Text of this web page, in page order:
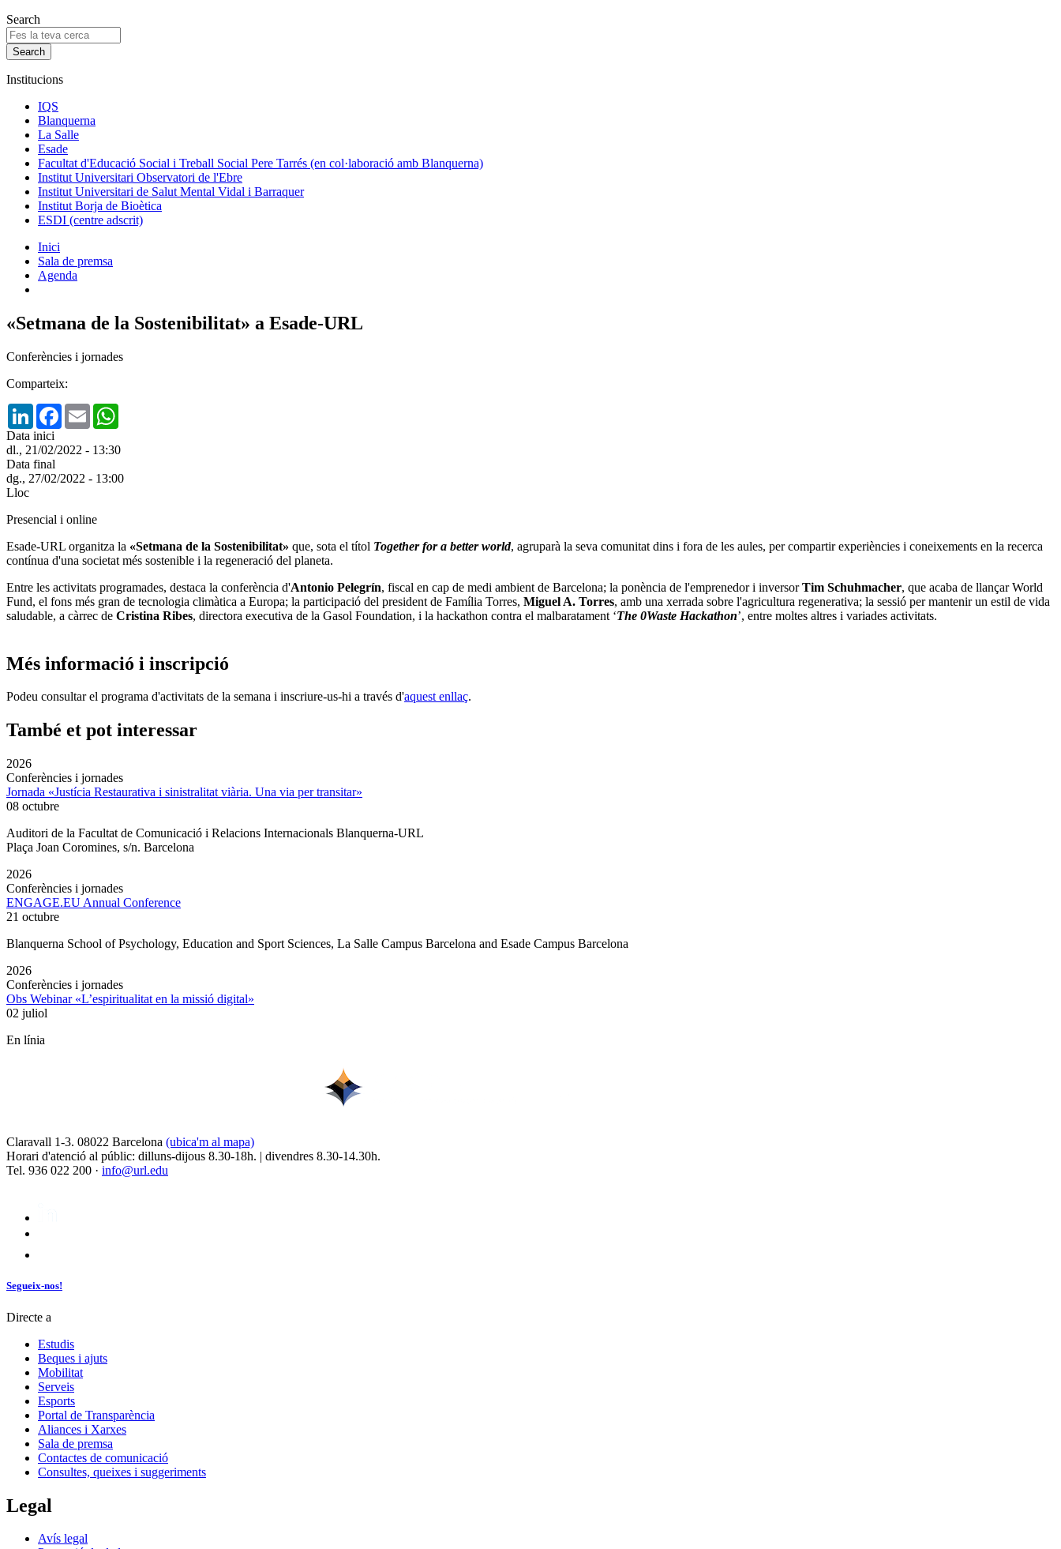
Search
Institucions
IQS
Blanquerna
La Salle
Esade
Facultat d'Educació Social i Treball Social Pere Tarrés (en col·laboració amb Blanquerna)
Institut Universitari Observatori de l'Ebre
Institut Universitari de Salut Mental Vidal i Barraquer
Institut Borja de Bioètica
ESDI (centre adscrit)
Inici
Sala de premsa
Agenda
«Setmana de la Sostenibilitat» a Esade-URL
Conferències i jornades
Comparteix:
LinkedInFacebook
Email
Data inici
dl., 21/02/2022 - 13:30
Data final
dg., 27/02/2022 - 13:00
Lloc
Presencial i online
Esade-URL organitza la «Setmana de la Sostenibilitat» que, sota el títol Together for a better world, agruparà la seva comunitat dins i fora de les aules, per compartir experiències i coneixements en la recerca
contínua d'una societat més sostenible i la regeneració del planeta.
Entre les activitats programades, destaca la conferència d'Antonio Pelegrín, fiscal en cap de medi ambient de Barcelona; la ponència de l'emprenedor i inversorTim Schuhmacher, que acaba de llançar World
Fund, el fons més gran de tecnologia climàtica a Europa; la participació del president de Família Torres, Miguel A. Torres, amb una xerrada sobre l'agricultura regenerativa; la sessió per mantenir un estil de vida
saludable, a càrrec de Cristina Ribes, directora executiva de la Gasol Foundation, i la hackathon contra el malbaratament ‘The 0Waste Hackathon’, entre moltes altres i variades activitats.
Més informació i inscripció
Podeu consultar el programa d'activitats de la semana i inscriure-us-hi a través d'aquest enllaç.
També et pot interessar
2026
Conferències i jornades
Jornada «Justícia Restaurativa i sinistralitat viària. Una via per transitar»
08 octubre
Auditori de la Facultat de Comunicació i Relacions Internacionals Blanquerna-URL
Plaça Joan Coromines, s/n. Barcelona
2026
Conferències i jornades
ENGAGE.EU Annual Conference
21 octubre
Blanquerna School of Psychology, Education and Sport Sciences, La Salle Campus Barcelona and Esade Campus Barcelona
2026
Conferències i jornades
Obs Webinar «L’espiritualitat en la missió digital»
02 juliol
En línia
Claravall 1-3. 08022 Barcelona (ubica'm al mapa)
Horari d'atenció al públic: dilluns-dijous 8.30-18h. | divendres 8.30-14.30h.
Tel. 936 022 200 · info@url.edu
Segueix-nos!
Directe a
Estudis
Beques i ajuts
Mobilitat
Serveis
Esports
Portal de Transparència
Aliances i Xarxes
Sala de premsa
Contactes de comunicació
Consultes, queixes i suggeriments
Legal
Avís legal